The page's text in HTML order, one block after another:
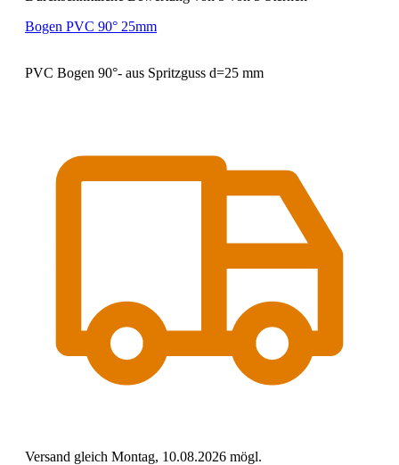
Bogen PVC 90° 25mm
PVC Bogen 90°- aus Spritzguss d=25 mm
Versand gleich Montag, 10.08.2026 mögl.